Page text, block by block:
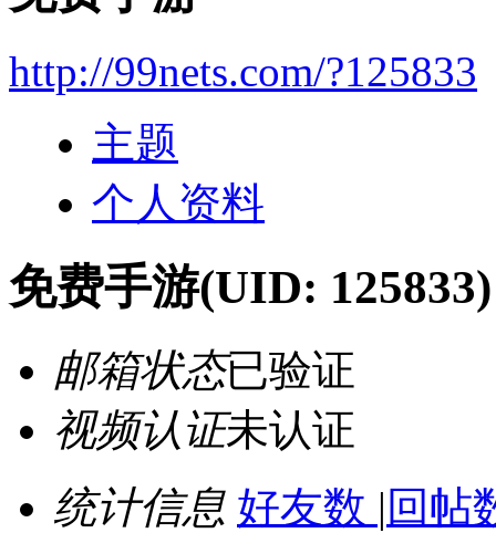
http://99nets.com/?125833
主题
个人资料
免费手游(UID: 125833)
邮箱状态已验证
视频认证未认证
统计信息 好友数 | 回帖